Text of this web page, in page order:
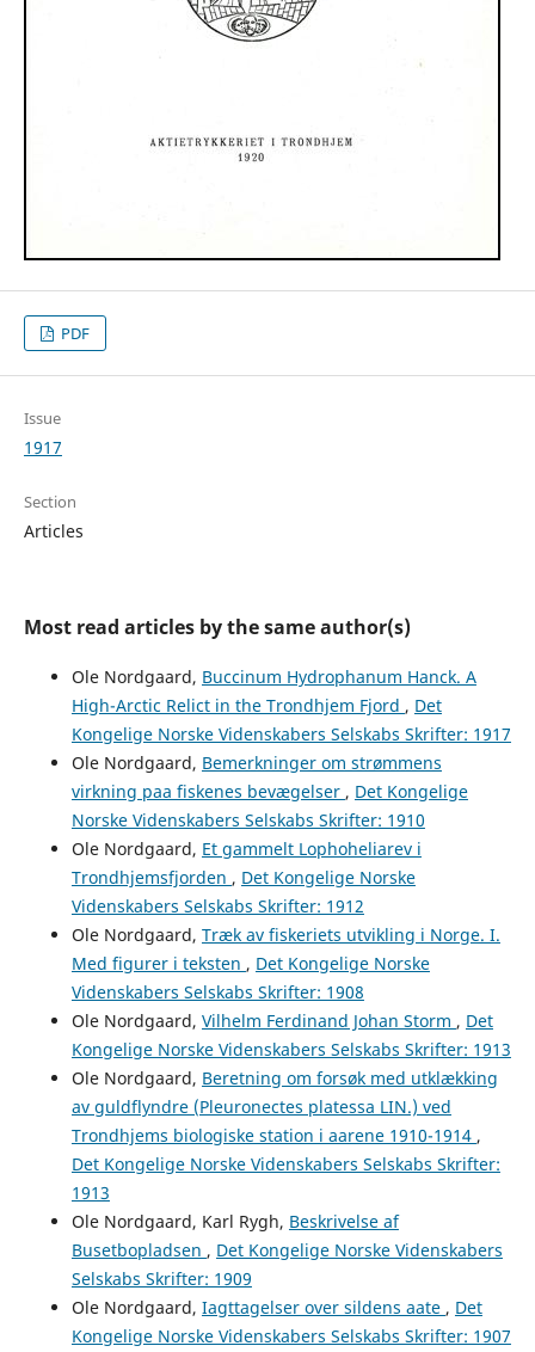
PDF
Issue
1917
Section
Articles
Most read articles by the same author(s)
Ole Nordgaard, Buccinum Hydrophanum Hanck. A
High-Arctic Relict in the Trondhjem Fjord , Det
Kongelige Norske Videnskabers Selskabs Skrifter: 1917
Ole Nordgaard, Bemerkninger om strømmens
virkning paa fiskenes bevægelser , Det Kongelige
Norske Videnskabers Selskabs Skrifter: 1910
Ole Nordgaard, Et gammelt Lophoheliarev i
Trondhjemsfjorden , Det Kongelige Norske
Videnskabers Selskabs Skrifter: 1912
Ole Nordgaard, Træk av fiskeriets utvikling i Norge. I.
Med figurer i teksten , Det Kongelige Norske
Videnskabers Selskabs Skrifter: 1908
Ole Nordgaard, Vilhelm Ferdinand Johan Storm , Det
Kongelige Norske Videnskabers Selskabs Skrifter: 1913
Ole Nordgaard, Beretning om forsøk med utklækking
av guldflyndre (Pleuronectes platessa LIN.) ved
Trondhjems biologiske station i aarene 1910-1914 ,
Det Kongelige Norske Videnskabers Selskabs Skrifter:
1913
Ole Nordgaard, Karl Rygh, Beskrivelse af
Busetbopladsen , Det Kongelige Norske Videnskabers
Selskabs Skrifter: 1909
Ole Nordgaard, Iagttagelser over sildens aate , Det
Kongelige Norske Videnskabers Selskabs Skrifter: 1907